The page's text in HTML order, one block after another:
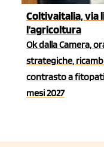
Coltivaitalia, via
l'agricoltura
Ok dalla Camera,
strategiche,
contrasto a
mesi 2027